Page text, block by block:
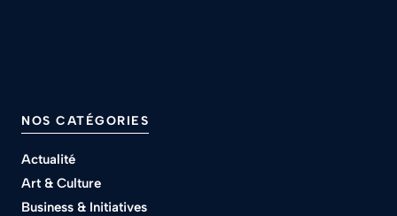
NOS CATÉGORIES
Actualité
Art & Culture
Business & Initiatives